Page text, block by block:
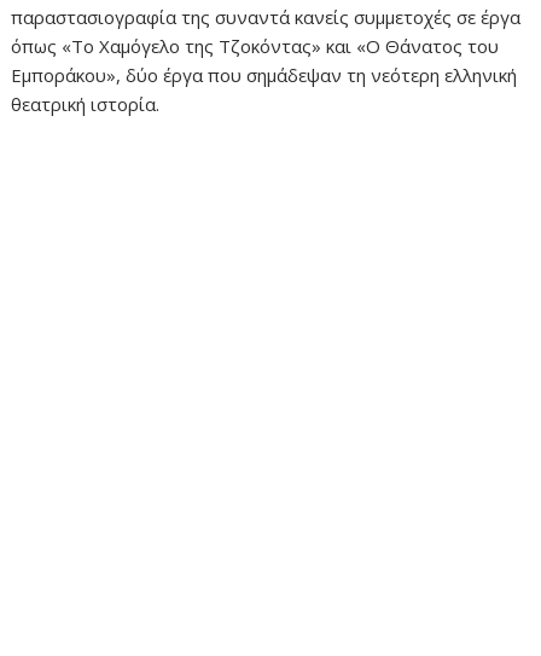
παραστασιογραφία της συναντά κανείς συμμετοχές σε έργα
όπως «Το Χαμόγελο της Τζοκόντας» και «Ο Θάνατος του
Εμποράκου», δύο έργα που σημάδεψαν τη νεότερη ελληνική
θεατρική ιστορία.